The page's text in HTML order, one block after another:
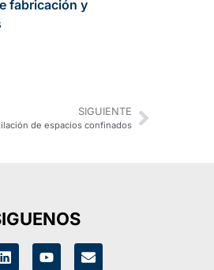
fabricación y
SIGUIENTE
de espacios confinados